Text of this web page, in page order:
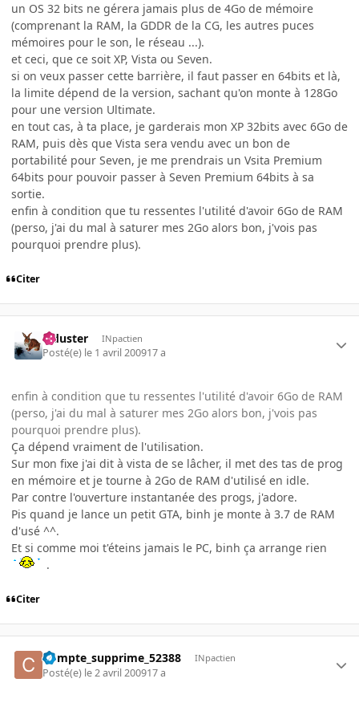
un OS 32 bits ne gérera jamais plus de 4Go de mémoire
(comprenant la RAM, la GDDR de la CG, les autres puces
mémoires pour le son, le réseau ...).
et ceci, que ce soit XP, Vista ou Seven.
si on veux passer cette barrière, il faut passer en 64bits et là,
la limite dépend de la version, sachant qu'on monte à 128Go
pour une version Ultimate.
en tout cas, à ta place, je garderais mon XP 32bits avec 6Go de
RAM, puis dès que Vista sera vendu avec un bon de
portabilité pour Seven, je me prendrais un Vsita Premium
64bits pour pouvoir passer à Seven Premium 64bits à sa
sortie.
enfin à condition que tu ressentes l'utilité d'avoir 6Go de RAM
(perso, j'ai du mal à saturer mes 2Go alors bon, j'vois pas
pourquoi prendre plus).
Citer
Tiduster INpactien
Posté(e) le 1 avril 200917 a
enfin à condition que tu ressentes l'utilité d'avoir 6Go de RAM
(perso, j'ai du mal à saturer mes 2Go alors bon, j'vois pas
pourquoi prendre plus).
Ça dépend vraiment de l'utilisation.
Sur mon fixe j'ai dit à vista de se lâcher, il met des tas de prog
en mémoire et je tourne à 2Go de RAM d'utilisé en idle.
Par contre l'ouverture instantanée des progs, j'adore.
Pis quand je lance un petit GTA, binh je monte à 3.7 de RAM
d'usé ^^.
Et si comme moi t'éteins jamais le PC, binh ça arrange rien
.
Citer
Compte_supprime_52388 INpactien
Posté(e) le 2 avril 200917 a